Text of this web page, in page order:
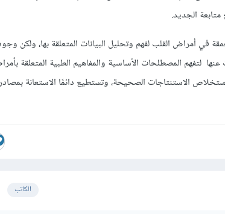
الجديد.
أمراض القلب لفهم وتحليل البيانات المتعلقة بها، ولكن
لتفهم المصطلحات الأساسية والمفاهيم الطبية المتعلقة
الاستنتاجات الصحيحة، وتستطيع دائمًا الاستعانة
الكاتب